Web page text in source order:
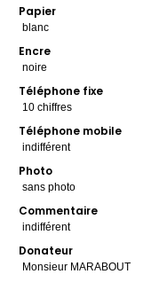
Papier
Encre
Téléphone fixe
Téléphone mobile
Photo
Commentaire
Donateur